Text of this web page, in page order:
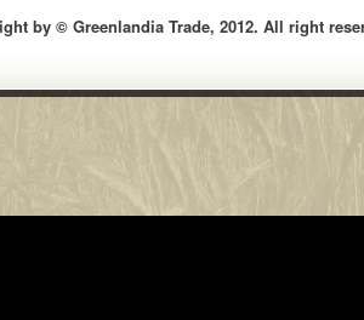
by © Greenlandia Trade, 2012. All right